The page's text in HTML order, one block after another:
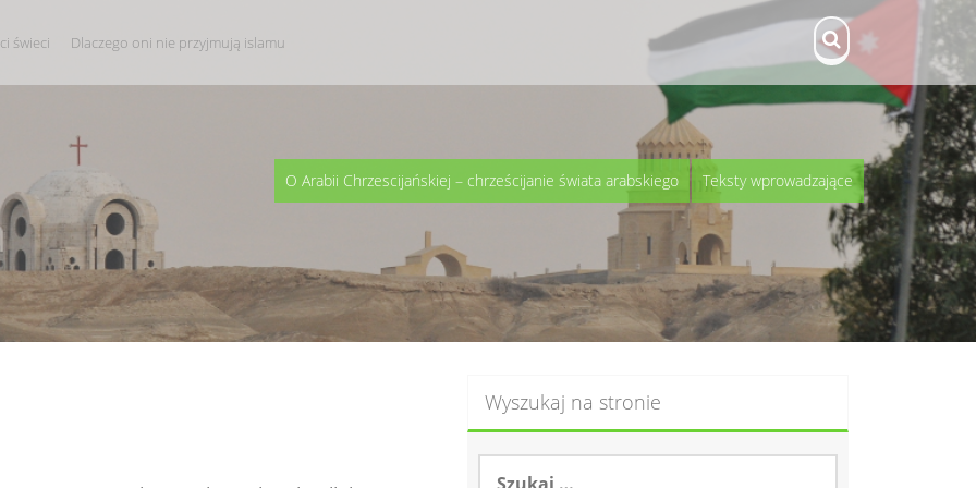
świeci Dlaczego oni nie przyjmują islamu
O Arabii Chrzescijańskiej – chrześcijanie świata arabskiego Teksty wprowadzające
Wyszukaj na stronie